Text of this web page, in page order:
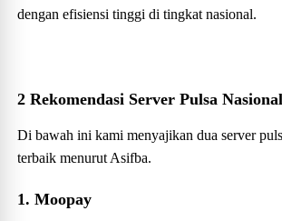
dengan efisiensi tinggi di tingkat nasional.
2 Rekomendasi Server Pulsa
Di bawah ini kami menyajikan dua server
terbaik menurut Asifba.
1. Moopay